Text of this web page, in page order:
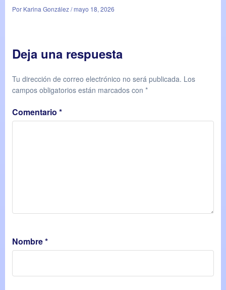
Por Karina González / mayo 18, 2026
Deja una respuesta
Tu dirección de correo electrónico no será publicada. Los
campos obligatorios están marcados con *
Comentario *
Nombre*